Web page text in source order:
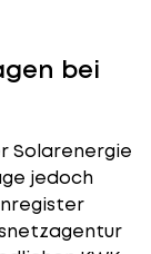
bei
Solarenergie
jedoch